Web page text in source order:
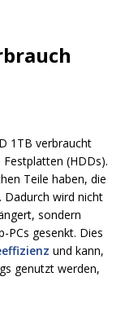
1TB verbraucht
(HDDs).
Teile haben, die
Dadurch wird nicht
sondern
PCs gesenkt. Dies
und kann,
genutzt werden,